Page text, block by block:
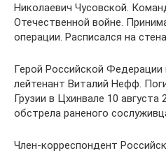
Николаевич Чусовской.
Отечественной войне.
операции. Расписался на
Герой Российской
лейтенант Виталий Нефф.
Грузии в Цхинвале 10
обстрела раненого
Член-корреспондент